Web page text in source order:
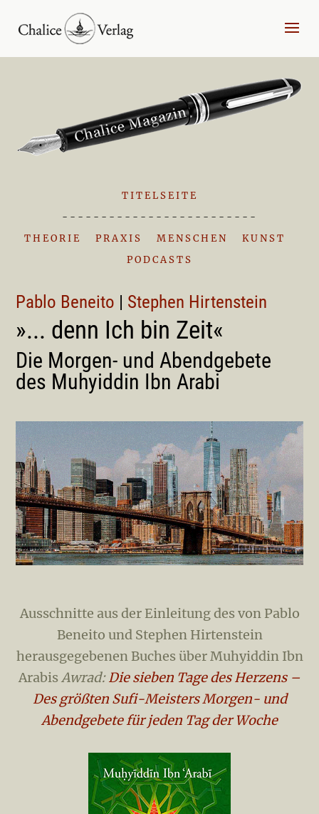
TITELSEITE
-------------------------
THEORIE
PRAXIS MENSCHEN KUNST
PODCASTS
Pablo Beneito | Stephen Hirtenstein
»... denn Ich bin Zeit«
Die Morgen- und Abendgebete
des Muhyiddin Ibn Arabi
Ausschnitte aus der Einleitung des von Pablo
Beneito und Stephen Hirtenstein
herausgegebenen Buches über Muhyiddin Ibn
Arabis Awrad: Die sieben Tage des Herzens –
Des größten Sufi-Meisters Morgen- und
Abendgebete für jeden Tag der Woche